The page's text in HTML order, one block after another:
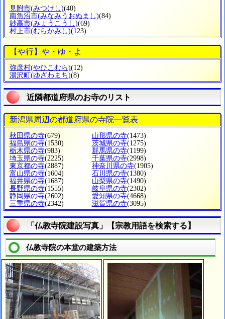
見附市(みつけし)(40)
南魚沼市(みなみうおぬまし)(84)
妙高市(みょうこうし)(69)
村上市(むらかみし)(123)
【や行】や・ゆ・よ
弥彦村(やひこむら)(12)
湯沢町(ゆざわまち)(8)
近隣都道府県のお寺のリスト
新潟県周辺の都道府県の寺院一覧表
秋田県の寺(679) 山形県の寺(1473)
福島県の寺(1530) 茨城県の寺(1275)
栃木県の寺(983) 群馬県の寺(1199)
埼玉県の寺(2225) 千葉県の寺(2998)
東京都の寺(2887) 神奈川県の寺(1905)
富山県の寺(1604) 石川県の寺(1380)
福井県の寺(1687) 山梨県の寺(1490)
長野県の寺(1555) 岐阜県の寺(2302)
静岡県の寺(2602) 愛知県の寺(4668)
三重県の寺(2342) 滋賀県の寺(3095)
「仏教寺院建設写真」【宗教用語を検索する】
仏教寺院の本堂の建築方法